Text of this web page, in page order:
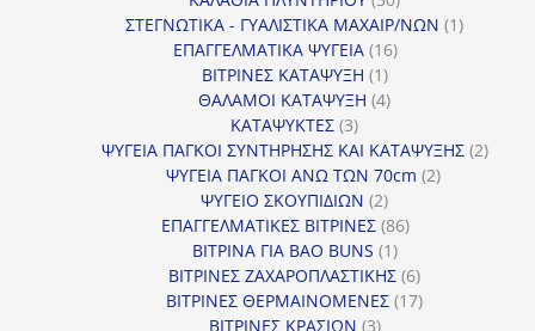
προϊόντα
ΣΤΕΓΝΩΤΙΚΑ - ΓΥΑΛΙΣΤΙΚΑ ΜΑΧΑΙΡ/ΝΩΝ 11
ΕΠΑΓΓΕΛΜΑΤΙΚΑ ΨΥΓΕΙΑ 1616
ΒΙΤΡΙΝΕΣ ΚΑΤΑΨΥΞΗ 11
προϊόν
ΘΑΛΑΜΟΙ ΚΑΤΑΨΥΞΗ 44
ΚΑΤΑΨΥΚΤΕΣ 33
προϊόντα
ΨΥΓΕΙΑ ΠΑΓΚΟΙ ΣΥΝΤΗΡΗΣΗΣ ΚΑΙ ΚΑΤΑΨΥΞΗΣ 22
ΨΥΓΕΙΑ ΠΑΓΚΟΙ ΑΝΩ ΤΩΝ 70cm 22
ΨΥΓΕΙΟ ΣΚΟΥΠΙΔΙΩΝ 22
προϊόντα
ΕΠΑΓΓΕΛΜΑΤΙΚΕΣ ΒΙΤΡΙΝΕΣ 8686
ΒΙΤΡΙΝΑ ΓΙΑ BAO BUNS 11
προϊόν
ΒΙΤΡΙΝΕΣ ΖΑΧΑΡΟΠΛΑΣΤΙΚΗΣ 66
προϊόντα
ΒΙΤΡΙΝΕΣ ΘΕΡΜΑΙΝΟΜΕΝΕΣ 1717
ΒΙΤΡΙΝΕΣ ΚΡΑΣΙΩΝ 33